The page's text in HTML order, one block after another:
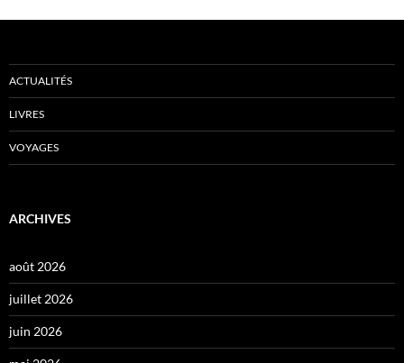
ACTUALITÉS
LIVRES
VOYAGES
ARCHIVES
août 2026
juillet 2026
juin 2026